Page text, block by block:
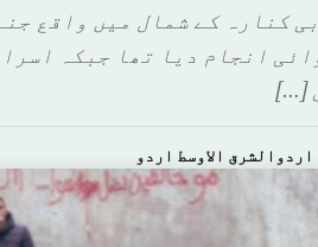
کنارہ کے شمال میں واقع
انجام دیا تھا جبکہ
[…]
اردوالشرق الاوسط اردو